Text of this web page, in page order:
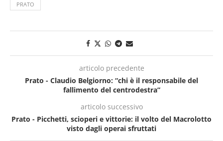
PRATO
articolo precedente
Prato - Claudio Belgiorno: “chi è il responsabile del
fallimento del centrodestra”
articolo successivo
Prato - Picchetti, scioperi e vittorie: il volto del Macrolotto
visto dagli operai sfruttati